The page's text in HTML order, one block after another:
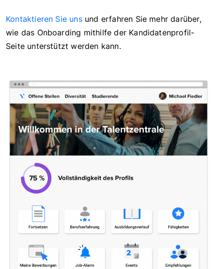
Kontaktieren Sie unsund erfahren Sie mehr darüber,
wie das Onboarding mithilfe der Kandidatenprofil-
Seite unterstützt werden kann.